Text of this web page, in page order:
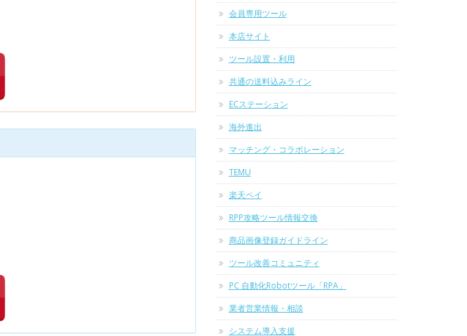
会員専用ツール
本店サイト
ツール設置・利用
共通の送料込みライン
ECステーション
海外進出
マッチング・コラボレーション
TEMU
楽天ペイ
RPP攻略ツール情報交換
商品画像登録ガイドライン
ツール改善コミュニティ
PC 自動化Robotツール「RPA」
業者営業情報・相談
システム導入支援